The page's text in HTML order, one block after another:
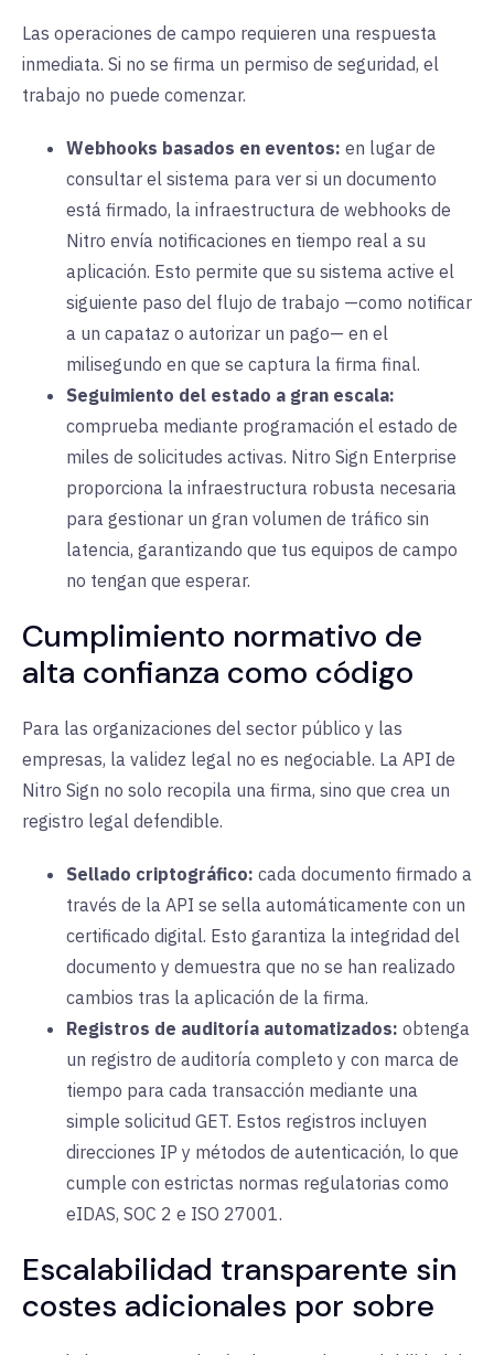
Las operaciones de campo requieren una respuesta
inmediata. Si no se firma un permiso de seguridad, el
trabajo no puede comenzar.
Webhooks basados en eventos: en lugar de
consultar el sistema para ver si un documento
está firmado, la infraestructura de webhooks de
Nitro envía notificaciones en tiempo real a su
aplicación. Esto permite que su sistema active el
siguiente paso del flujo de trabajo —como notificar
a un capataz o autorizar un pago— en el
milisegundo en que se captura la firma final.
Seguimiento del estado a gran escala:
comprueba mediante programación el estado de
miles de solicitudes activas. Nitro Sign Enterprise
proporciona la infraestructura robusta necesaria
para gestionar un gran volumen de tráfico sin
latencia, garantizando que tus equipos de campo
no tengan que esperar.
Cumplimiento normativo de
alta confianza como código
Para las organizaciones del sector público y las
empresas, la validez legal no es negociable. La API de
Nitro Sign no solo recopila una firma, sino que crea un
registro legal defendible.
Sellado criptográfico: cada documento firmado a
través de la API se sella automáticamente con un
certificado digital. Esto garantiza la integridad del
documento y demuestra que no se han realizado
cambios tras la aplicación de la firma.
Registros de auditoría automatizados: obtenga
un registro de auditoría completo y con marca de
tiempo para cada transacción mediante una
simple solicitud GET. Estos registros incluyen
direcciones IP y métodos de autenticación, lo que
cumple con estrictas normas regulatorias como
eIDAS, SOC 2 e ISO 27001.
Escalabilidad transparente sin
costes adicionales por sobre